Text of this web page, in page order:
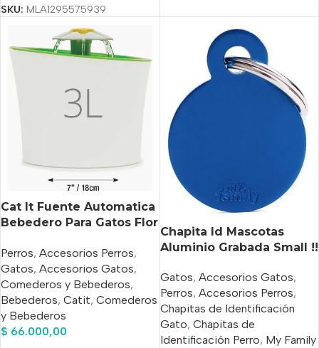
SKU: MLA1295575939
Cat It Fuente Automatica
Bebedero Para Gatos Flor
Perros, Accesorios Perros,
Gatos, Accesorios Gatos,
Comederos y Bebederos,
Bebederos, Catit, Comederos
y Bebederos
$ 66.000,00
Chapita Id Mascotas
Aluminio Grabada Small !!
Gatos, Accesorios Gatos,
Perros, Accesorios Perros,
Chapitas de Identificación
Gato, Chapitas de
Identificación Perro, My Family